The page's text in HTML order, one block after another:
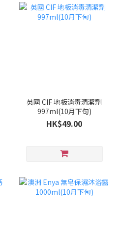
英國 CIF 地板消毒清潔劑
997ml(10月下旬)
HK$49.00